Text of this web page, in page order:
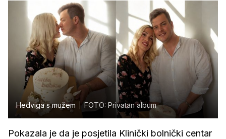
Hedviga s mužem FOTO: Privatan album
Pokazala je da je posjetila Klinički bolnički centar